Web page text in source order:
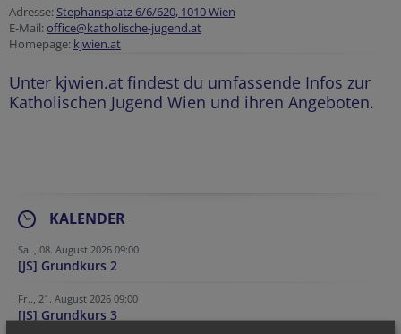
Adresse: Stephansplatz 6/6/620, 1010 Wien
E-Mail:office@katholische-jugend.at
Homepage: kjwien.at
Unter kjwien.at findest du umfassende Infos zur
Katholischen Jugend Wien und ihren Angeboten.
KALENDER
Sa.., 08. August 2026 09:00
[JS] Grundkurs 2
Fr.., 21. August 2026 09:00
[JS] Grundkurs 3